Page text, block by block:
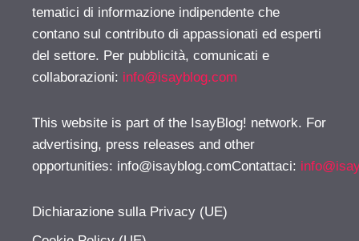
tematici di informazione indipendente che
contano sul contributo di appassionati ed esperti
del settore. Per pubblicità, comunicati e
collaborazioni: info@isayblog.com
This website is part of the IsayBlog! network. For
advertising, press releases and other
opportunities: info@isayblog.comContattaci:
Dichiarazione sulla Privacy (UE)